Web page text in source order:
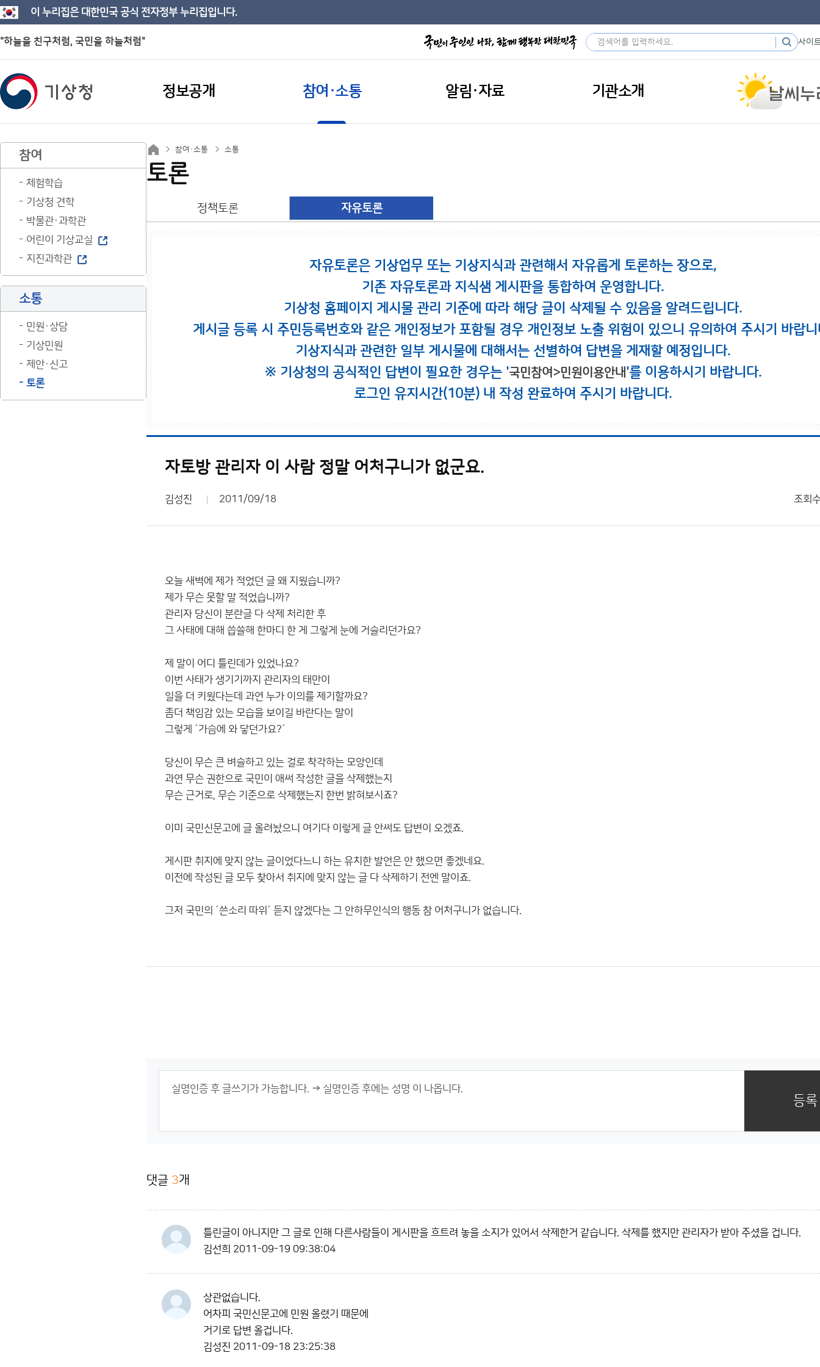
이 누리집은 대한민국 공식 전자정부 누리집입니다.
"하늘을 친구처럼, 국민을 하늘처럼" 사이
정보공개 참여·소통 알림·자료 기관소개
참여
체험학습
기상청 견학
박물관·과학관
어린이 기상교실
지진과학관
소통
민원·상담
기상민원
제안·신고
토론
참여·소통 소통
토론
정책토론 자유토론
자유토론은 기상업무 또는 기상지식과 관련해서 자유롭게 토론하는 장으로,
기존 자유토론과 지식샘 게시판을 통합하여 운영합니다.
기상청 홈페이지 게시물 관리 기준에 따라 해당 글이 삭제될 수 있음을 알려드립니다.
게시글 등록 시 주민등록번호와 같은 개인정보가 포함될 경우 개인정보 노출 위험이 있으니 유의하여 주시기 바랍니
기상지식과 관련한 일부 게시물에 대해서는 선별하여 답변을 게재할 예정입니다.
※ 기상청의 공식적인 답변이 필요한 경우는 '국민참여>민원이용안내'를 이용하시기 바랍니다.
로그인 유지시간(10분) 내 작성 완료하여 주시기 바랍니다.
자토방 관리자 이 사람 정말 어처구니가 없군요.
김성진 2011/09/18 조회
오늘 새벽에 제가 적었던 글 왜 지웠습니까?
제가 무슨 못할 말 적었습니까?
관리자 당신이 분란글 다 삭제 처리한 후
그 사태에 대해 씁쓸해 한마디 한 게 그렇게 눈에 거슬리던가요?
제 말이 어디 틀린데가 있었나요?
이번 사태가 생기기까지 관리자의 태만이
일을 더 키웠다는데 과연 누가 이의를 제기할까요?
좀더 책임감 있는 모습을 보이길 바란다는 말이
그렇게 ´가슴에 와 닿던가요?´
당신이 무슨 큰 벼슬하고 있는 걸로 착각하는 모앙인데
과연 무슨 권한으로 국민이 애써 작성한 글을 삭제했는지
무슨 근거로, 무슨 기준으로 삭제했는지 한번 밝혀보시죠?
이미 국민신문고에 글 올려놨으니 여기다 이렇게 글 안써도 답변이 오겠죠.
게시판 취지에 맞지 않는 글이었다느니 하는 유치한 발언은 안 했으면 좋겠네요.
이전에 작성된 글 모두 찾아서 취지에 맞지 않는 글 다 삭제하기 전엔 말이죠.
그저 국민의 ´쓴소리 따위´ 듣지 않겠다는 그 안하무인식의 행동 참 어처구니가 없습니다.
등록
댓글 3개
틀린글이 아니지만 그 글로 인해 다른사람들이 게시판을 흐트려 놓을 소지가 있어서 삭제한거 같습니다. 삭제를 했지만 관리자가 받아 주셨을 겁니다.
김선희 2011-09-19 09:38:04
상관없습니다.
어차피 국민신문고에 민원 올렸기 때문에
거기로 답변 올겁니다.
김성진 2011-09-18 23:25:38